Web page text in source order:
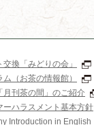
換「みどりの会」
ム（お茶の情報館）
月刊茶の間」のご紹介
ーハラスメント基本方針
Introduction in English